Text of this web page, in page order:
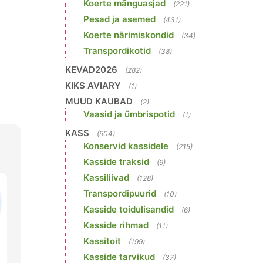
Koerte mänguasjad (221)
Pesad ja asemed (431)
Koerte närimiskondid (34)
Transpordikotid (38)
KEVAD2026 (282)
KIKS AVIARY (1)
MUUD KAUBAD (2)
Vaasid ja ümbrispotid (1)
KASS (904)
Konservid kassidele (215)
Kasside traksid (9)
Kassiliivad (128)
Transpordipuurid (10)
Kasside toidulisandid (6)
Kasside rihmad (11)
Kassitoit (199)
Kasside tarvikud (37)